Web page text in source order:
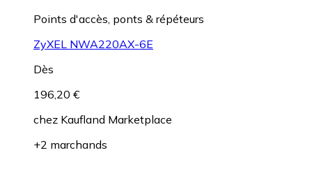
Points d'accès, ponts & répéteurs
ZyXEL NWA220AX-6E
Dès
196,20 €
chez Kaufland Marketplace
+2 marchands